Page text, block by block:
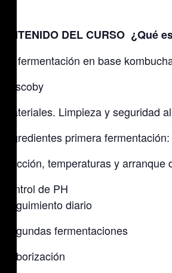
CONTENIDO DEL CURSO ¿Qué
– La fermentación en base
– El scoby
– Materiales. Limpieza y seguridad
– Ingredientes primera
– Cocción, temperaturas y arranque
– control de PH
– Seguimiento diario
– Segundas fermentaciones
– Saborización